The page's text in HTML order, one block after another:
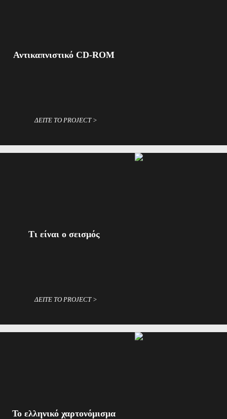
Αντικαπνιστικό CD-ROM
ΔΕΙΤΕ ΤΟ PROJECT >
Tι είναι ο σεισμός
ΔΕΙΤΕ ΤΟ PROJECT >
Το ελληνικό χαρτονόμισμα